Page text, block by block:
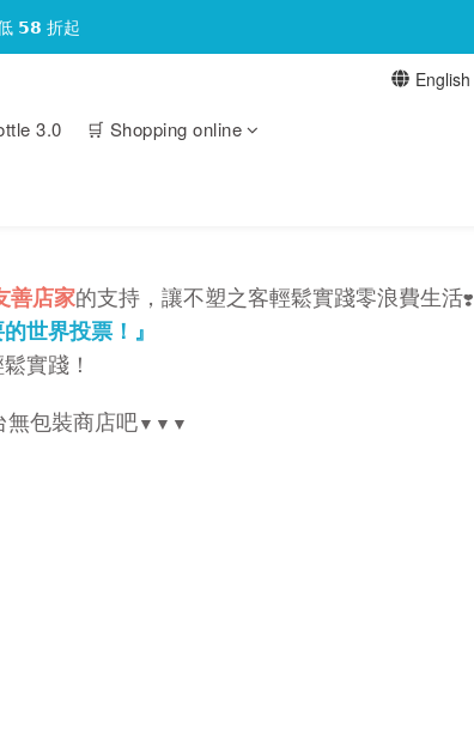
元❕𝟱𝟴 折起
English
3.0
🛒 Shopping online
善店家的支持，讓不塑之客輕鬆實踐零浪費生活❣️
世界投票！』
實踐！
無包裝商店吧▼▼▼